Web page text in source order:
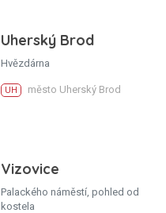
Uherský Brod
Hvězdárna
UH město Uherský Brod
Vizovice
Palackého náměstí, pohled od
kostela